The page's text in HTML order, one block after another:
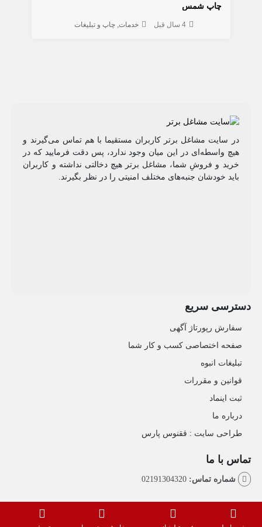
چاپ شمس
4 سال قبل خدمات چاپ و تبلیغات
در سایت مشاغل برتر کاربران مستقیما با هم تماس می‌گیرند و
هیچ واسطه‌ای در این میان وجود ندارد، پس دقت فرمایید که در
خرید و فروشِ شما، مشاغل برتر هیچ دخالتی نداشته و کاربران
باید خودشان جنبه‌های مختلف امنیتی را در نظر بگیرند.
دسترسی سریع
سفارش رپورتاژ آگهی
صفحه اختصاصی کسب و کار شما
تبلیغات انبوه
قوانین و مقررات
ثبت اینماد
درباره ما
طراحی سایت : ققنوس پارس
تماس با ما
شماره تماس:02191304320